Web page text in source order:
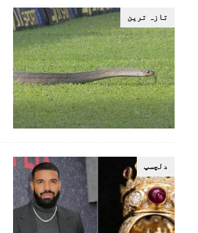
تازہ ترين
دلچسپ